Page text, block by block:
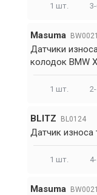
1 шт.
Masuma
Датчики
колодок BMW
1 шт.
BLITZ BL0124
Датчик
1 шт.
Masuma